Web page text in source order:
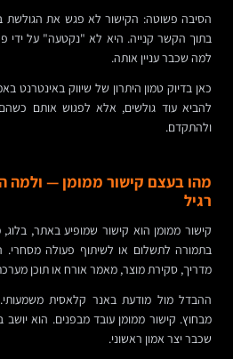
הסיבה פשוטה: הקישור לא פגש את הגולשת
בתוך הקשר קנייה. היא לא "נקטעה" על ידי
למה שכבר עניין אותה.
כאן בדיוק טמון היתרון של שיווק באינטרנט
להביא עוד גולשים, אלא לפגוש אותם
ולהתקדם.
מהו בעצם קישור ממומן — ולמה
רגיל
קישור ממומן הוא קישור שמופיע באתר,
בתמורה לתשלום או לשיתוף פעולה מסחרי.
מדריך, סקירת מוצר, מאמר אורח או תוכן
ההבדל מול מודעת באנר קלאסית
מבחוץ. קישור ממומן עובד מבפנים. הוא
שכבר יצר אמון ראשוני.